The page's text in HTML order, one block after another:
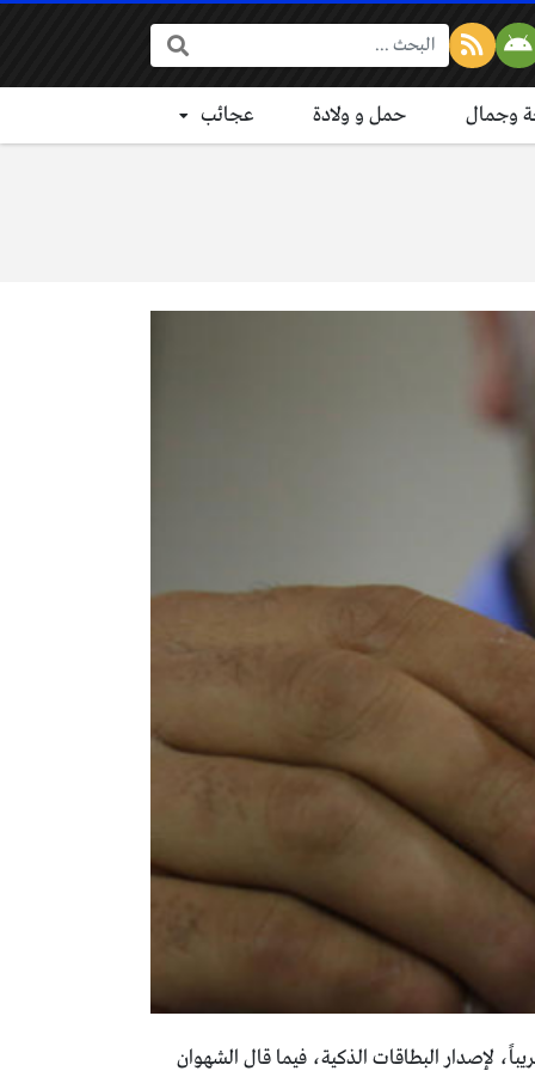
البحث:
وجمال حمل و ولادة عجائب
لإصدار البطاقات الذكية، فيما قال الشهوان